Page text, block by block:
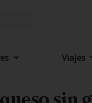
Viajes